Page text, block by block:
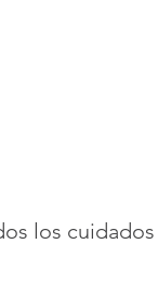
los cuidados